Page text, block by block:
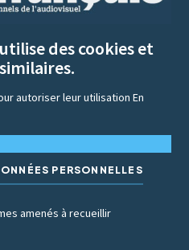
des cookies et
autoriser leur utilisationEn
PERSONNELLES
amenés à recueillir